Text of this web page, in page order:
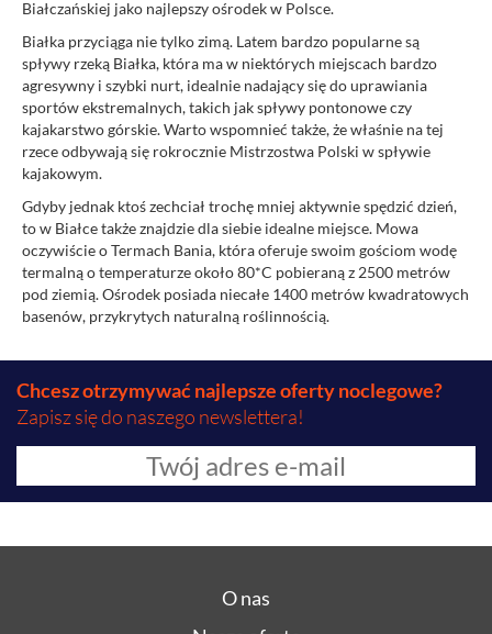
Białczańskiej jako najlepszy ośrodek w Polsce.
Białka przyciąga nie tylko zimą. Latem bardzo popularne są
spływy rzeką Białka, która ma w niektórych miejscach bardzo
agresywny i szybki nurt, idealnie nadający się do uprawiania
sportów ekstremalnych, takich jak spływy pontonowe czy
kajakarstwo górskie. Warto wspomnieć także, że właśnie na tej
rzece odbywają się rokrocznie Mistrzostwa Polski w spływie
kajakowym.
Gdyby jednak ktoś zechciał trochę mniej aktywnie spędzić dzień,
to w Białce także znajdzie dla siebie idealne miejsce. Mowa
oczywiście o Termach Bania, która oferuje swoim gościom wodę
termalną o temperaturze około 80*C pobieraną z 2500 metrów
pod ziemią. Ośrodek posiada niecałe 1400 metrów kwadratowych
basenów, przykrytych naturalną roślinnością.
Chcesz otrzymywać najlepsze oferty noclegowe?
Zapisz się do naszego newslettera!
O nas